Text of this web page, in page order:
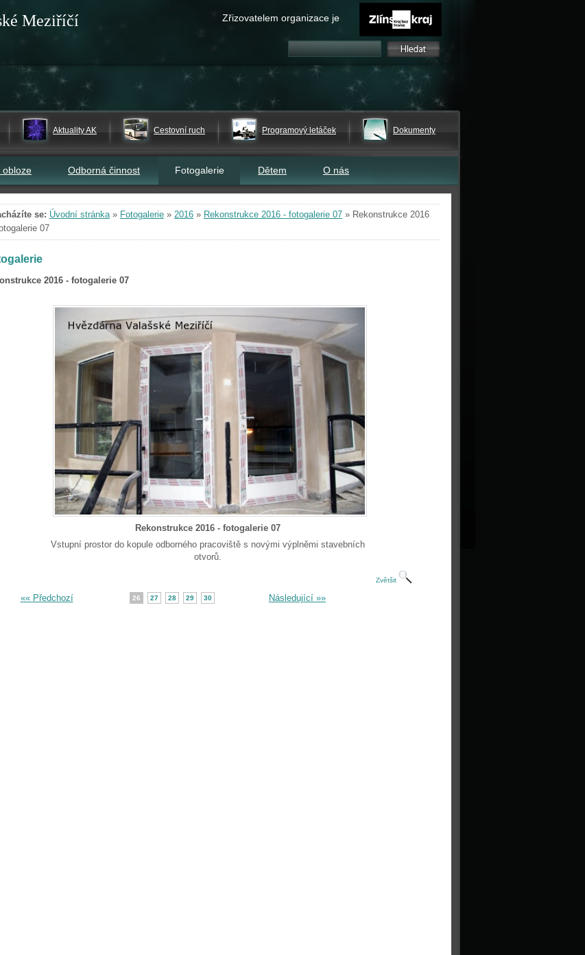
Meziříčí Zřizovatelem organizace je
Aktuality AK Cestovní ruch Programový letáček Dokumenty
obloze Odborná činnost Fotogalerie Dětem O nás
se: Úvodní stránka» Fotogalerie » 2016 » Rekonstrukce 2016 - fotogalerie 07 » Rekonstrukce 2016
07
2016 - fotogalerie 07
Rekonstrukce 2016 - fotogalerie 07
Vstupní prostor do kopule odborného pracoviště s novými výplněmi stavebních
otvorů.
Zvětšit
«« Předchozí 26 27 28 29 30 Následující »»